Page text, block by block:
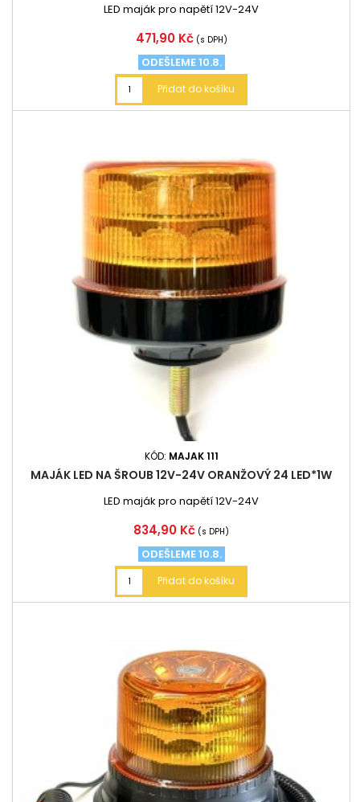
LED maják pro napětí 12V-24V
Cena
471,90 Kč (s DPH)
ODEŠLEME 10.8.
Přidat do košíku
KÓD: MAJAK 111
MAJÁK LED NA ŠROUB 12V-24V ORANŽOVÝ 24 LED*1W
LED maják pro napětí 12V-24V
Cena
834,90 Kč (s DPH)
ODEŠLEME 10.8.
Přidat do košíku